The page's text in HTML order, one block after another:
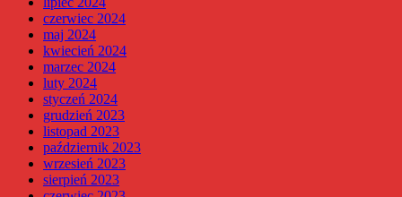
czerwiec 2024
maj 2024
kwiecień 2024
marzec 2024
luty 2024
styczeń 2024
grudzień 2023
listopad 2023
październik 2023
wrzesień 2023
sierpień 2023